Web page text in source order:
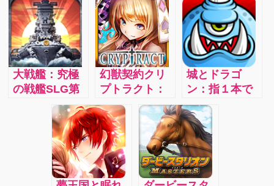
Space War
Game
イイレシリー
ズの最新作
が、クラブマ
ネジメントゲ
ームとしてモ
バイルに登
場！
マティックで
スリリングな
謎解き恋愛ス
トーリー
大戦艦：究極
の戦艦SLG第
二弾日本上
陸！指1本で攻
撃、撃破、勝
利！思うまま
に歴史を書き
換え、戦争の
幻獣契約クリ
プトラクト：
大ヒット王道
ファンタジー
RPG「幻獣契
約クリプトラ
クト」！スマ
ホゲーム史上
城とドラゴ
ン：指１本で
戦場に召喚さ
れたキャラた
ちが画面の中
で動きだし大
乱闘をはじめ
る！こんなの